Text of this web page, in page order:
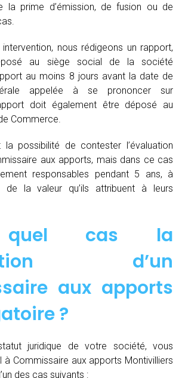
la prime d’émission, de fusion ou de
nous rédigeons un rapport,
au siège social de la société
au moins 8 jours avant la date de
appelée à se prononcer sur
doit également être déposé au
Commerce.
possibilité de contester l’évaluation
aux apports, mais dans ce cas
responsables pendant 5 ans, à
de la valeur qu’ils attribuent à leurs
quel cas la
d’un
aux apports
?
juridique de votre société, vous
à Commissaire aux apports Montivilliers
des cas suivants :